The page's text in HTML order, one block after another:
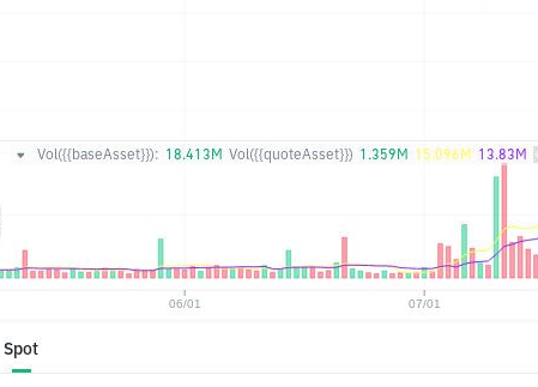
Vol({{baseAsset}}): 18.413M Vol({{quoteAsset}}) 1.359M 15.096M 13.83M
Spot